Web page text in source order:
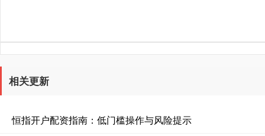
相关更新
恒指开户配资指南：低门槛操作与风险提示